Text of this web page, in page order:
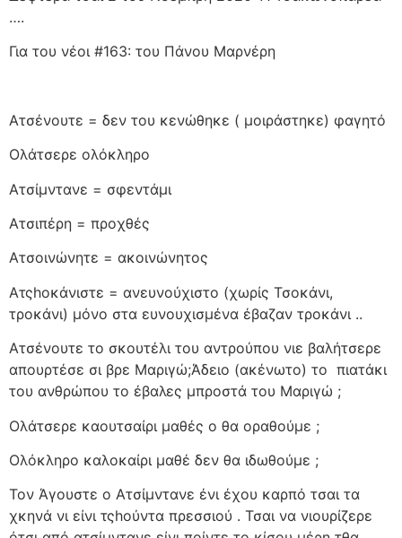
….
Για του νέοι #163: του Πάνου Μαρνέρη
Ατσένουτε = δεν του κενώθηκε ( μοιράστηκε) φαγητό
Ολάτσερε ολόκληρο
Ατσίμντανε = σφεντάμι
Ατσιπέρη = προχθές
Ατσοινώνητε = ακοινώνητος
Ατςhοκάνιστε = ανευνούχιστο (χωρίς Τσοκάνι,
τροκάνι) μόνο στα ευνουχισμένα έβαζαν τροκάνι ..
Ατσένουτε το σκουτέλι του αντρούπου νιε βαλήτσερε
απουρτέσε σι βρε Μαριγώ;Άδειο (ακένωτο) το πιατάκι
του ανθρώπου το έβαλες μπροστά του Μαριγώ ;
Ολάτσερε καουτσαίρι μαθές ο θα οραθούμε ;
Ολόκληρο καλοκαίρι μαθέ δεν θα ιδωθούμε ;
Τον Άγουστε ο Ατσίμντανε ένι έχου καρπό τσαι τα
χκηνά νι είνι τςhούντα πρεσσιού . Τσαι να νιουρίζερε